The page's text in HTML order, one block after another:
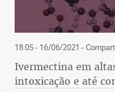
18:05 - 16/06/2021 -
Ivermectina em
intoxicação e até